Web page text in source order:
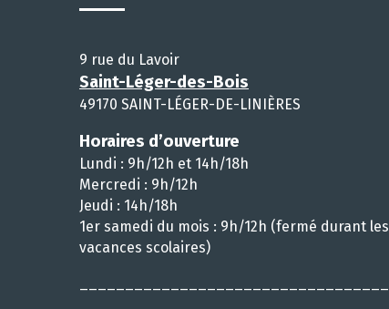
9 rue du Lavoir
Saint-Léger-des-Bois
49170 SAINT-LÉGER-DE-LINIÈRES
Horaires d’ouverture
Lundi : 9h/12h et 14h/18h
Mercredi : 9h/12h
Jeudi : 14h/18h
1er samedi du mois : 9h/12h (fermé durant les
vacances scolaires)